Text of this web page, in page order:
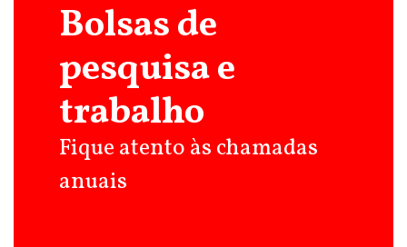
Bolsas de
pesquisa e
trabalho
Fique atento às chamadas
anuais